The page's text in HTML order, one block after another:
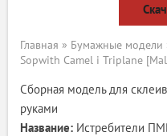
Главная » Бумажные модели
Sopwith Camel i Triplane
Сборная модель для
руками
Название: Истребители